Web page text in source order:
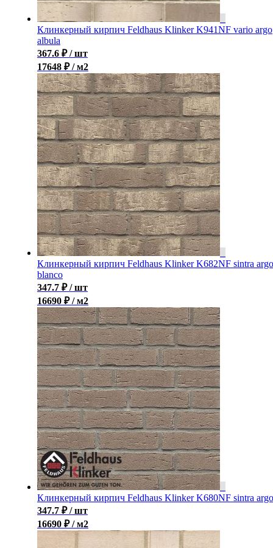
Клинкерный кирпич Feldhaus Klinker K941NF vario argo
albula
367.6 ₽ / шт
17648 ₽ / м2
Клинкерный кирпич Feldhaus Klinker K682NF sintra argo
blanco
347.7 ₽ / шт
16690 ₽ / м2
Клинкерный кирпич Feldhaus Klinker K680NF sintra argo
347.7 ₽ / шт
16690 ₽ / м2